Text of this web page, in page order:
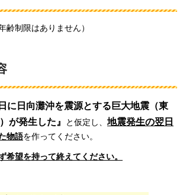
齢制限はありません）
に日向灘沖を震源とする巨大地震（東
が発生した』
と仮定し、 地震発生の翌日
物語を作ってください。
希望を持って終えてください。